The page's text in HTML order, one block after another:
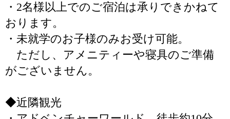
・2名様以上でのご宿泊は承りできかねて
おります。
・未就学のお子様のみお受け可能。
ただし、アメニティーや寝具のご準備
がございません。
◆近隣観光